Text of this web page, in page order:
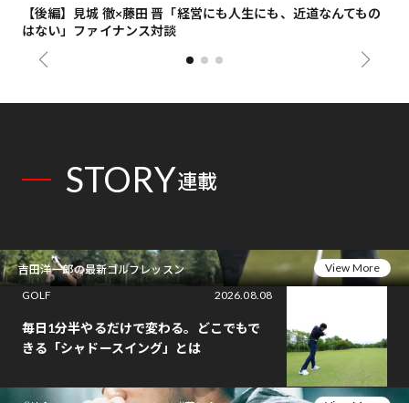
【後編】見城 徹×藤田 晋「経営にも人生にも、近道なんてもの
はない」ファイナンス対談
STORY連載
吉田洋一郎の最新ゴルフレッスン
View More
GOLF
2026.08.08
毎日1分半やるだけで変わる。どこでもで
きる「シャドースイング」とは